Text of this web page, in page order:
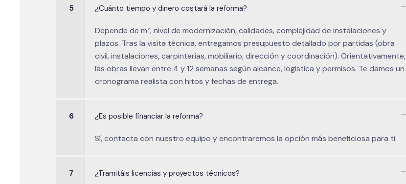
5 ¿Cuánto tiempo y dinero costará la reforma?
Depende de m², nivel de modernización, calidades, complejidad de instalaciones y
plazos. Tras la visita técnica, entregamos presupuesto detallado por partidas (obra
civil, instalaciones, carpinterías, mobiliario, dirección y coordinación). Orientativamente,
las obras llevan entre 4 y 12 semanas según alcance, logística y permisos. Te damos un
cronograma realista con hitos y fechas de entrega.
6 ¿Es posible financiar la reforma?
Sí, contacta con nuestro equipo y encontraremos la opción más beneficiosa para ti.
7 ¿Tramitáis licencias y proyectos técnicos?